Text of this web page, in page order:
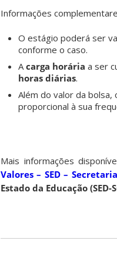
Informações
O estágio poderá ser
conforme o caso.
Acarga horária a ser
horas diárias.
Além do valor da
proporcional à sua
Mais informações
Valores – SED –
Estado da Educação (SED-